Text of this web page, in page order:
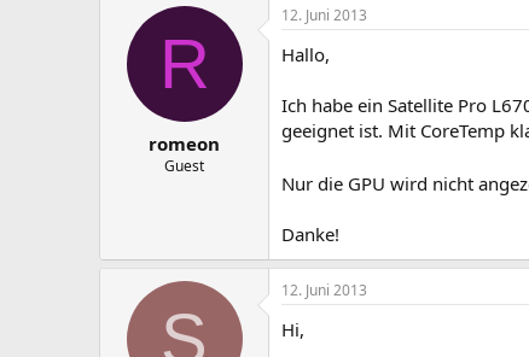
s
t
a
R
romeon
Guest
12. Juni 2013
Hallo,
Ich habe ein Satellite Pro
geeignet ist. Mit CoreTemp
Nur die GPU wird nicht
Danke!
S
12. Juni 2013
Hi,